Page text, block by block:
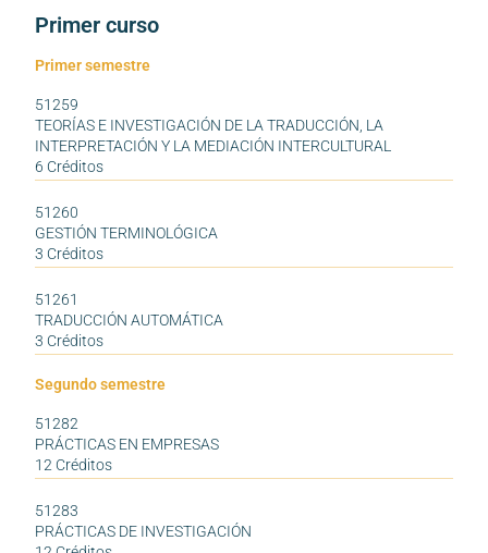
Primer curso
Primer semestre
51259
TEORÍAS E INVESTIGACIÓN DE LA TRADUCCIÓN, LA
INTERPRETACIÓN Y LA MEDIACIÓN INTERCULTURAL
6 Créditos
51260
GESTIÓN TERMINOLÓGICA
3 Créditos
51261
TRADUCCIÓN AUTOMÁTICA
3 Créditos
Segundo semestre
51282
PRÁCTICAS EN EMPRESAS
12 Créditos
51283
PRÁCTICAS DE INVESTIGACIÓN